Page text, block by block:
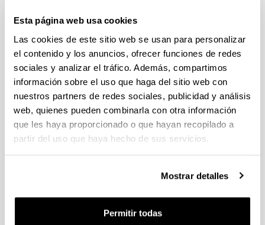
Esta página web usa cookies
Las cookies de este sitio web se usan para personalizar
el contenido y los anuncios, ofrecer funciones de redes
sociales y analizar el tráfico. Además, compartimos
información sobre el uso que haga del sitio web con
nuestros partners de redes sociales, publicidad y análisis
web, quienes pueden combinarla con otra información
que les haya proporcionado o que hayan recopilado a
partir del uso que haya hecho de sus servicios.
Mostrar detalles
Permitir todas
de junio de 2026. Ver Resumen de Procedimiento en la EHU
publicado.
FUNDACIÓN RAMÓN ARECES Convocatoria Jóvenes
doctores 2026
Plazo de presentación cerrado (Fecha de fin del plazo de
presentación: 05/06/2026 15:00)
El plazo para presentar el impreso de cofinanciación para
de autorización del centro de investigación finaliza el 29 de
Ayudas para la realización de proyectos de investigación
básica y/o aplicada (PIBA) 2026